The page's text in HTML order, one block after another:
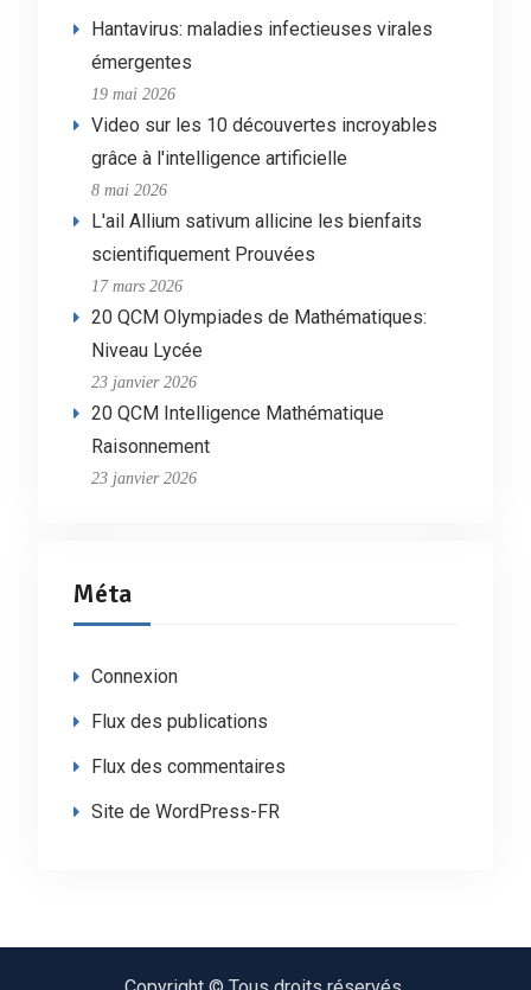
Hantavirus: maladies infectieuses virales
émergentes
19 mai 2026
Video sur les 10 découvertes incroyables
grâce à l'intelligence artificielle
8 mai 2026
L'ail Allium sativum allicine les bienfaits
scientifiquement Prouvées
17 mars 2026
20 QCM Olympiades de Mathématiques:
Niveau Lycée
23 janvier 2026
20 QCM Intelligence Mathématique
Raisonnement
23 janvier 2026
Méta
Connexion
Flux des publications
Flux des commentaires
Site de WordPress-FR